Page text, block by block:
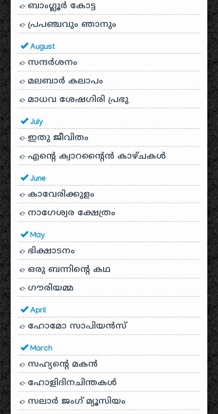
ബാംഗ്ലൂർ കോട്ട
പ്രപഞ്ചവും ഞാനും
August
സന്ദര്‍ശനം
മലബാർ കലാപം
മാധവ ശേഷഗിരി പ്രഭു
July
ഇതു ജീവിതം
എന്റെ ക്വാറന്റൈൻ കാഴ്ചകൾ
June
കാവേരിക്കുളം
നാഗേശ്വര ക്ഷേത്രം
May
ഭിക്ഷാടനം
ഒരു ബന്നിന്റെ കഥ
ഗൗരിയമ്മ
April
ഹോമോ സാപിയൻസ്
March
സഹ്യന്റെ മകൻ
ഹോളിദിനചിന്തകൾ
സലാർ ജംഗ് മ്യൂസിയം